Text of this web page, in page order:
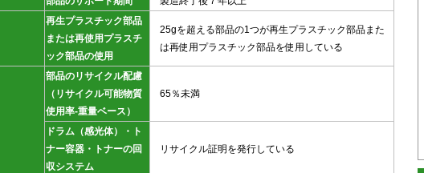
再生プラスチック部品
または再使用プラスチ
ック部品の使用
25gを超える部品の1つが再生プラスチック部品また
は再使用プラスチック部品を使用している
部品のリサイクル配慮
（リサイクル可能物質
使用率-重量ベース）
65％未満
ドラム（感光体）・ト
ナー容器・トナーの回
収システム
リサイクル証明を発行している